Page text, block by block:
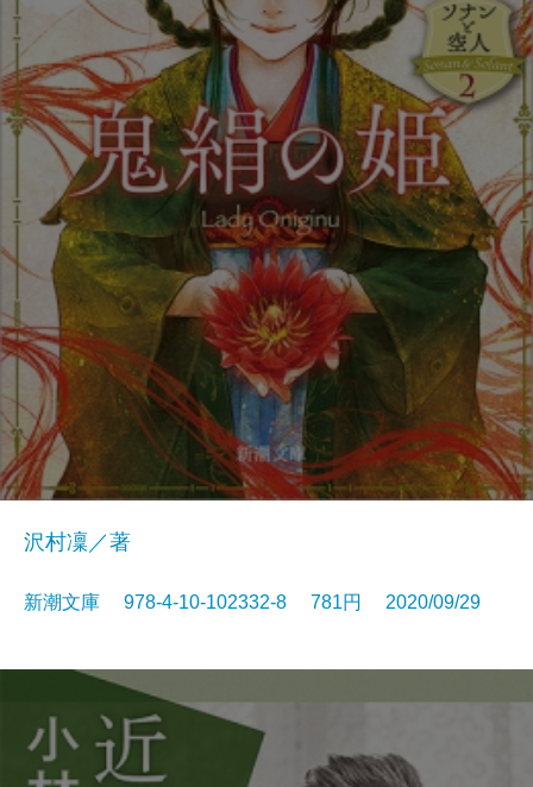
沢村凜／著
新潮文庫 978-4-10-102332-8 781円 2020/09/29